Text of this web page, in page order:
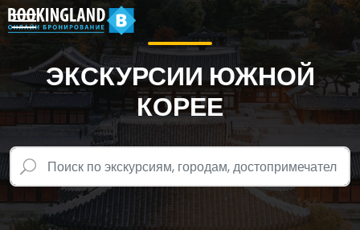
ЭКСКУРСИИ ЮЖНОЙ
КОРЕЕ